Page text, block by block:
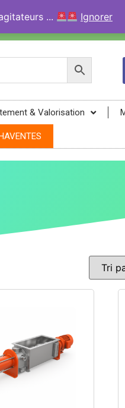
+33 (0)9
& Valorisation
... Ignorer